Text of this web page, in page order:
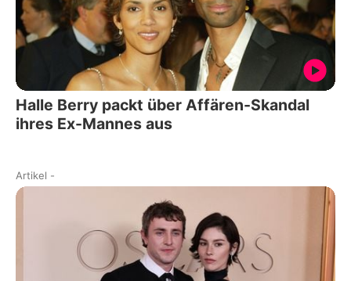
Halle Berry packt über Affären-Skandal
ihres Ex-Mannes aus
Artikel -